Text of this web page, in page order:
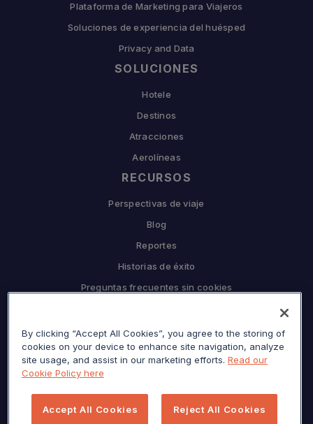
Plataforma de Marketing para Viajeros
Soluciones de experiencia del huésped
Privacy and Data
SOLUCIONES
Hotele
Destinos
Atracciones
Aerolíneas
RECURSOS
Perspectivas de viaje
Blog
Reportes
Historias de éxito
Preguntas frecuentes sin cookies
Por qué Sojern
Asóciate con nosotros
Prensa
Centro de privacidad
By clicking “Accept All Cookies”, you agree to the storing of
cookies on your device to enhance site navigation, analyze
site usage, and assist in our marketing efforts. Read our
Cookie Policy here
Accept All Cookies Reject All Cookies